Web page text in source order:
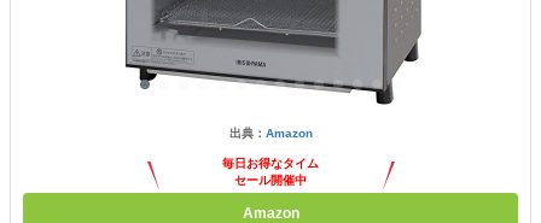
出典： Amazon
毎日お得なタイム
セール開催中
Amazon